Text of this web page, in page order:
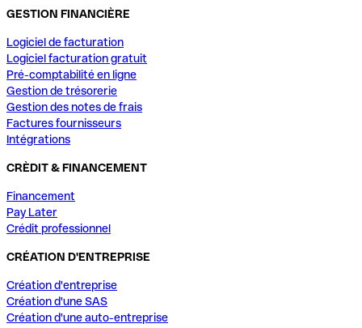
GESTION FINANCIÈRE
Logiciel de facturation
Logiciel facturation gratuit
Pré-comptabilité en ligne
Gestion de trésorerie
Gestion des notes de frais
Factures fournisseurs
Intégrations
CRÈDIT & FINANCEMENT
Financement
Pay Later
Crédit professionnel
CRÉATION D'ENTREPRISE
Création d'entreprise
Création d'une SAS
Création d'une auto-entreprise